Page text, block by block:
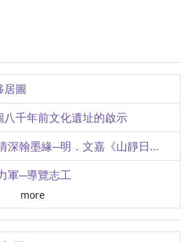
居圖
千年前文化遺址的啟示
書畫藝壇任競妍父子情深翰墨緣─明．文嘉《山靜日長圖》卷賞析
軍─導覽志工
圖書簡介
列選介（二）─銅器
more